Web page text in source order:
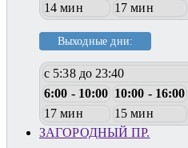
14 мин
17 мин
Выходные дни:
с 5:38 до 23:40
6:00 - 10:00 10:00 - 16:00
17 мин
15 мин
ЗАГОРОДНЫЙ ПР.